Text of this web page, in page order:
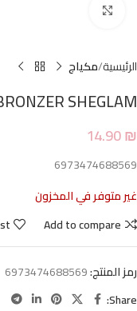
الرئيسية مكياج
SHEGLAM
14.90₪
6973474688569
غير متوفر في المخزون
Add to compare
رمز المنتج:6973474688569
Share: